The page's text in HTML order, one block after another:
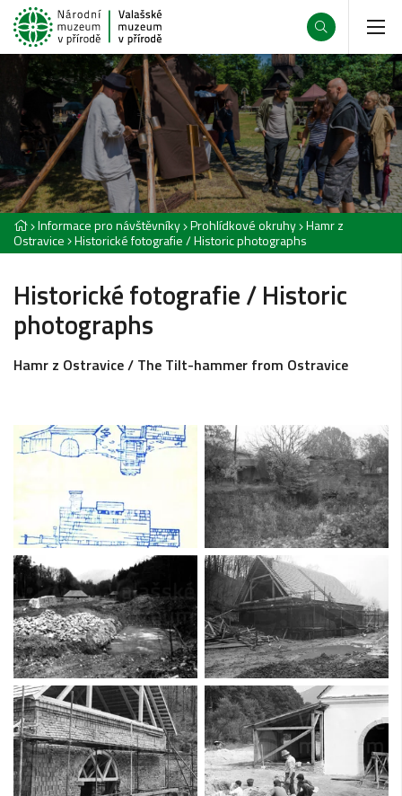
Informace pro návštěvníky Prohlídkové okruhy Hamr z
Ostravice Historické fotografie / Historic photographs
Historické fotografie / Historic
photographs
Hamr z Ostravice / The Tilt-hammer from Ostravice